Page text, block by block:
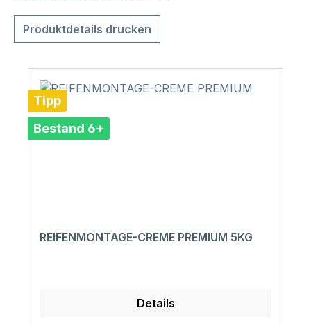
Produktdetails drucken
Tipp
Bestand 6+
REIFENMONTAGE-CREME PREMIUM 5KG
Details